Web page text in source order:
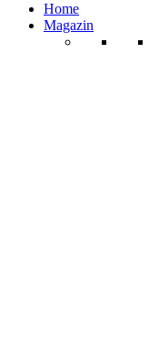
Home
Magazin